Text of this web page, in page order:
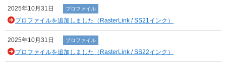
2025年10月31日 プロファイル
プロファイルを追加しました（RasterLink / SS21インク）
2025年10月31日 プロファイル
プロファイルを追加しました（RasterLink / SS22インク）